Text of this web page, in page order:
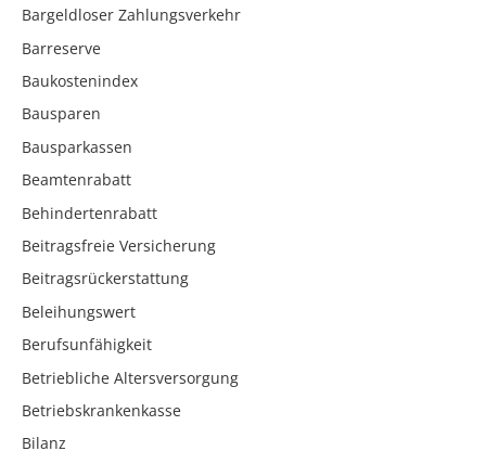
Bargeldloser Zahlungsverkehr
Barreserve
Baukostenindex
Bausparen
Bausparkassen
Beamtenrabatt
Behindertenrabatt
Beitragsfreie Versicherung
Beitragsrückerstattung
Beleihungswert
Berufsunfähigkeit
Betriebliche Altersversorgung
Betriebskrankenkasse
Bilanz